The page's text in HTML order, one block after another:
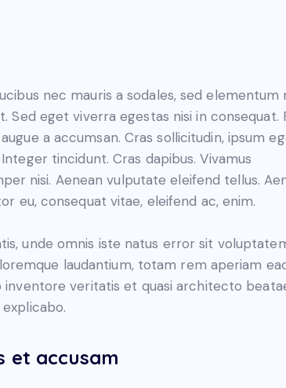
nec mauris a sodales, sed elementum
Sed eget viverra egestas nisi in consequat.
a accumsan. Cras sollicitudin, ipsum
tincidunt. Cras dapibus. Vivamus
nisi. Aenean vulputate eleifend tellus.
eu, consequat vitae, eleifend ac, enim.
unde omnis iste natus error sit
laudantium, totam rem aperiam
inventore veritatis et quasi architecto
et accusam